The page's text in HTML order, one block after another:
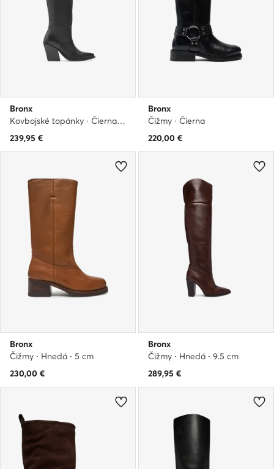
Bronx
Kovbojské topánky · Čierna · 8 cm
239,95 €
Bronx
Čižmy · Čierna
220,00 €
Bronx
Čižmy · Hnedá · 5 cm
230,00 €
Bronx
Čižmy · Hnedá · 9.5 cm
289,95 €